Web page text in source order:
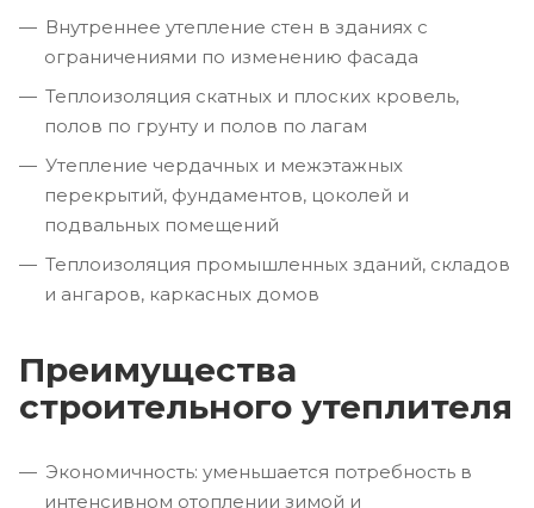
Внутреннее утепление стен в зданиях с
ограничениями по изменению фасада
Теплоизоляция скатных и плоских кровель,
полов по грунту и полов по лагам
Утепление чердачных и межэтажных
перекрытий, фундаментов, цоколей и
подвальных помещений
Теплоизоляция промышленных зданий, складов
и ангаров, каркасных домов
Преимущества
строительного утеплителя
Экономичность: уменьшается потребность в
интенсивном отоплении зимой и